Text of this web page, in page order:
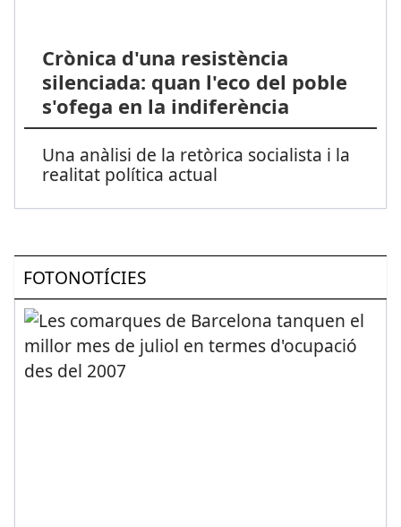
Crònica d'una resistència
silenciada: quan l'eco del poble
s'ofega en la indiferència
Una anàlisi de la retòrica socialista i la
realitat política actual
FOTONOTÍCIES